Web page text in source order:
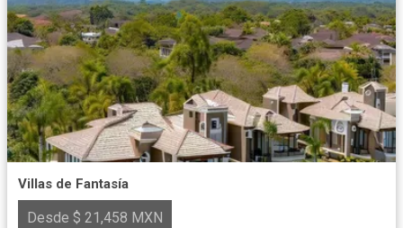
Villas de Fantasía
Desde $ 21,458 MXN